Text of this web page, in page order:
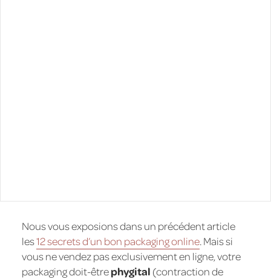
Nous vous exposions dans un précédent article
les12 secrets d’un bon packaging online. Mais si
vous ne vendez pas exclusivement en ligne, votre
packaging doit-êtrephygital (contraction de